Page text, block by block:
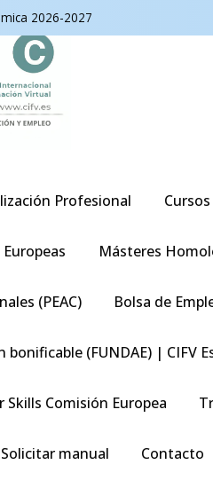
2026-2027
Profesional
Másteres
(PEAC) Bolsa de
bonificable (FUNDAE) | CIFV
Skills Comisión Europea
Solicitar manual Contacto